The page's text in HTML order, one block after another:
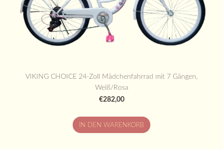
VIKING CHOICE 24-Zoll Mädchenfahrrad mit 7 Gängen,
Weiß/Rosa
€282,00
IN DEN WARENKORB